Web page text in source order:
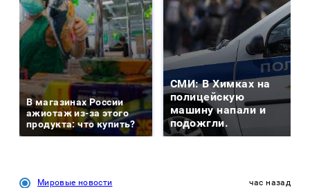
В магазинах России
ажиотаж из-за этого
продукта: что купить?
СМИ: В Химках на
полицейскую
машину напали и
подожгли.
Мировые новости час назад